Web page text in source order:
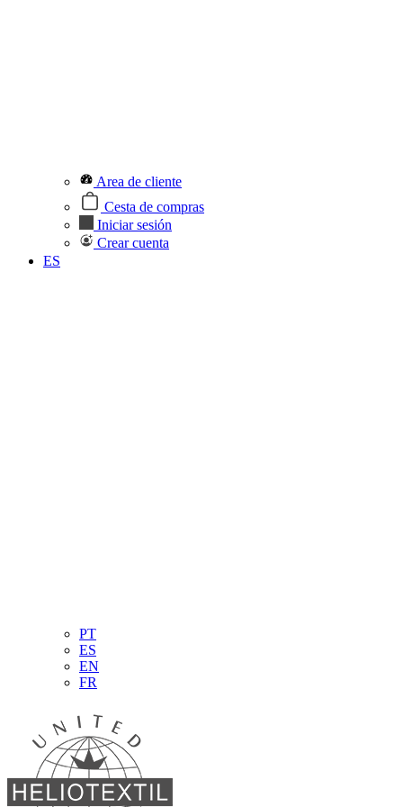
Area de cliente
Cesta de compras
Iniciar sesión
Crear cuenta
ES
PT
ES
EN
FR